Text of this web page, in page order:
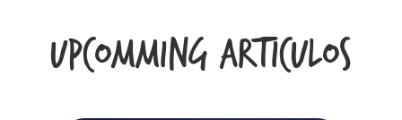
Upcomming Articulos